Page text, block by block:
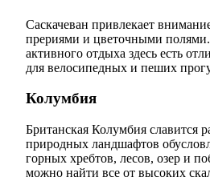
Саскачеван привлекает
прериями и цветочными
активного отдыха здесь есть
для велосипедных и пеших
Колумбия
Британская Колумбия славится
природных ландшафтов
горных хребтов, лесов, озер и
можно найти все от высоких